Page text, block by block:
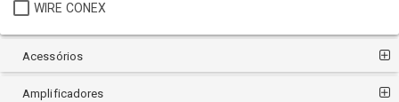
WIRE CONEX
Acessórios
Amplificadores